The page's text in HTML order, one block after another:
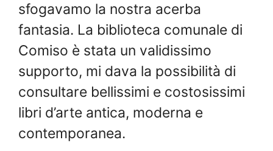
sfogavamo la nostra acerba
fantasia. La biblioteca comunale di
Comiso è stata un validissimo
supporto, mi dava la possibilità di
consultare bellissimi e costosissimi
libri d’arte antica, moderna e
contemporanea.